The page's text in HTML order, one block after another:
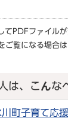
てPDFファイルが
ご覧になる場合は
は、こんな
川町子育て応